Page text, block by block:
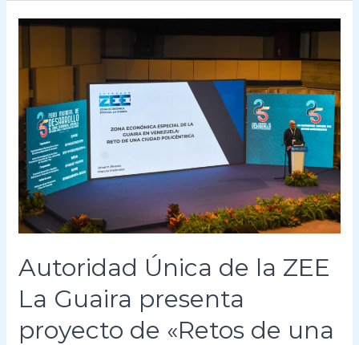
Autoridad Única de la ZEE
La Guaira presenta
proyecto de «Retos de una
Autoridad
de
ZEE
La
Guaira
presenta
proyecto
de
«Retos
una
Ciudad
Policéntrica»
para